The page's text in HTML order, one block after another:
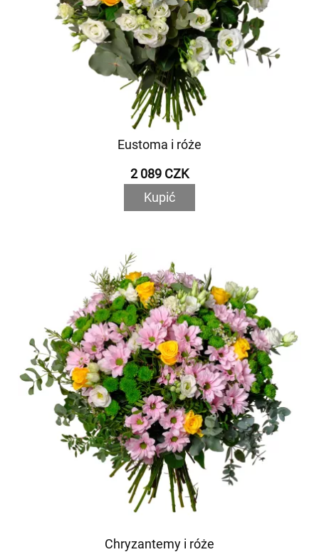
Eustoma i róże
2 089 CZK
Kupić
Chryzantemy i róże